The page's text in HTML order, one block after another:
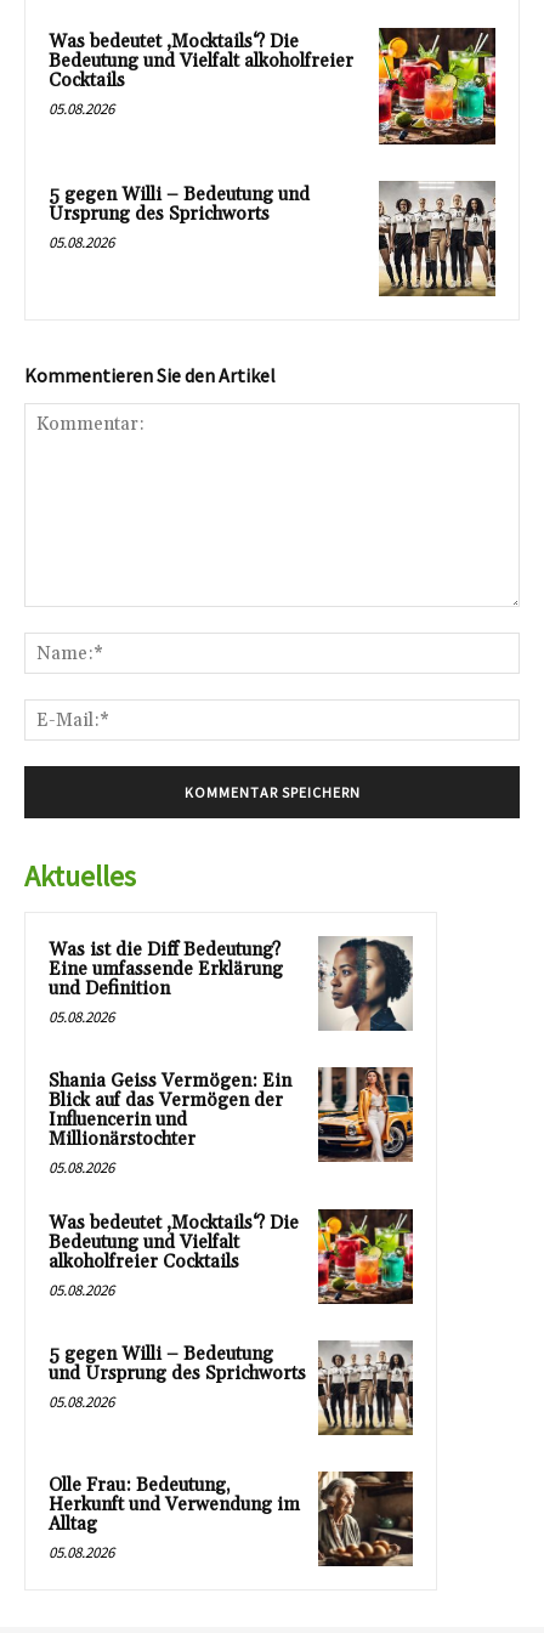
Was bedeutet ‚Mocktails‘? Die
Bedeutung und Vielfalt alkoholfreier
Cocktails
05.08.2026
5 gegen Willi – Bedeutung und
Ursprung des Sprichworts
05.08.2026
Kommentieren Sie den Artikel
Aktuelles
Was ist die Diff Bedeutung?
Eine umfassende Erklärung
und Definition
05.08.2026
Shania Geiss Vermögen: Ein
Blick auf das Vermögen der
Influencerin und
Millionärstochter
05.08.2026
Was bedeutet ‚Mocktails‘? Die
Bedeutung und Vielfalt
alkoholfreier Cocktails
05.08.2026
5 gegen Willi – Bedeutung
und Ursprung des Sprichworts
05.08.2026
Olle Frau: Bedeutung,
Herkunft und Verwendung im
Alltag
05.08.2026